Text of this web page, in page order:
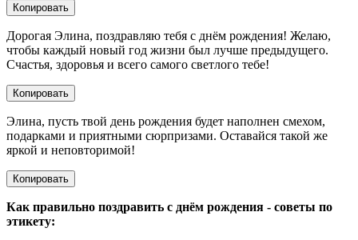
Копировать
Дорогая Элина, поздравляю тебя с днём рождения! Желаю,
чтобы каждый новый год жизни был лучше предыдущего.
Счастья, здоровья и всего самого светлого тебе!
Копировать
Элина, пусть твой день рождения будет наполнен смехом,
подарками и приятными сюрпризами. Оставайся такой же
яркой и неповторимой!
Копировать
Как правильно поздравить с днём рождения - советы по
этикету: